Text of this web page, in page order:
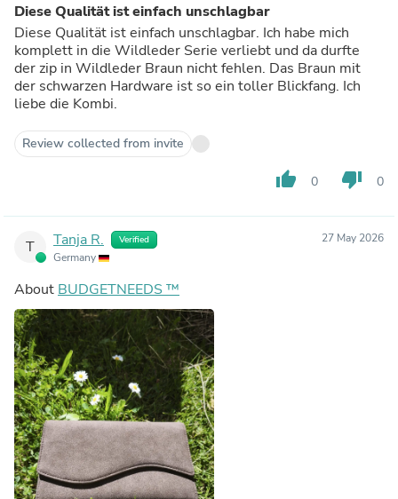
Diese Qualität ist einfach unschlagbar
Diese Qualität ist einfach unschlagbar. Ich habe mich
komplett in die Wildleder Serie verliebt und da durfte
der zip in Wildleder Braun nicht fehlen. Das Braun mit
der schwarzen Hardware ist so ein toller Blickfang. Ich
liebe die Kombi.
Review collected from invite
thumb_up 0 thumb_down 0
T Tanja R. Verified
Germany
27 May 2026
About BUDGETNEEDS ™